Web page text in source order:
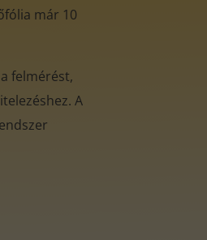
már 10
felmérést,
A